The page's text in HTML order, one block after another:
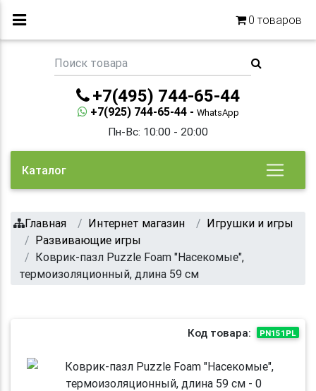
0 товаров
+7(495) 744-65-44
+7(925) 744-65-44 - WhatsApp
Пн-Вс: 10:00 - 20:00
Каталог
Главная Интернет магазин
Игрушки и игры
Развивающие игры
Коврик-пазл Puzzle Foam "Насекомые",
термоизоляционный, длина 59 см
Код товара: PN151PL